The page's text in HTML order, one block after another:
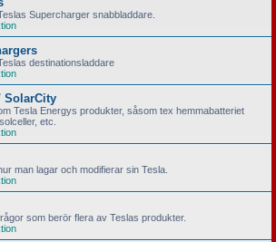
Supercharger snabbladdare.
destinationsladdare
SolarCity
Tesla Energys produkter, såsom tex hemmabatteriet
etc.
man lagar och modifierar sin Tesla.
som berör flera av Teslas produkter.